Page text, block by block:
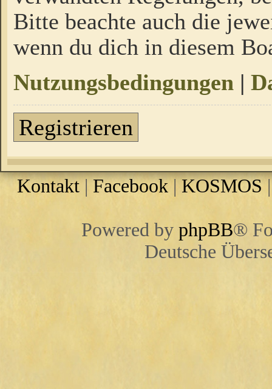
Bitte beachte auch die
wenn du dich in diesem
Nutzungsbedingungen |
Registrieren
Kontakt | Facebook |KOSMOS
Powered by phpBB®
Deutsche